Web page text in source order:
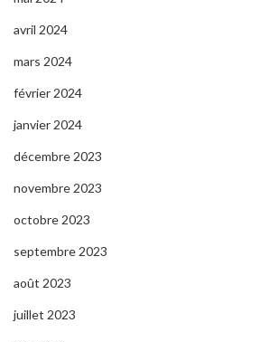
avril 2024
mars 2024
février 2024
janvier 2024
décembre 2023
novembre 2023
octobre 2023
septembre 2023
août 2023
juillet 2023